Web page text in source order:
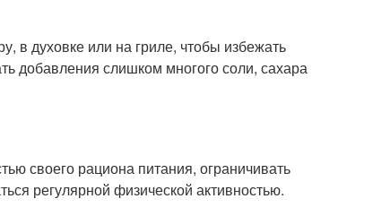
в духовке или на гриле, чтобы избежать
добавления слишком многого соли, сахара
своего рациона питания, ограничивать
регулярной физической активностью.